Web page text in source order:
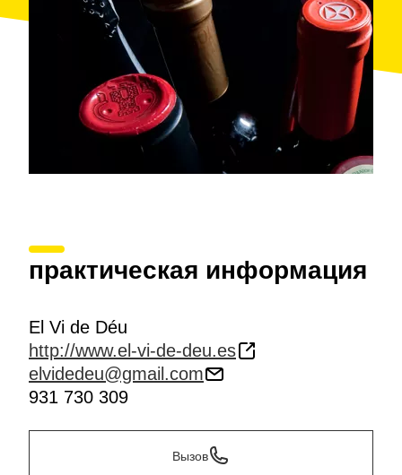
практическая информация
El Vi de Déu
http://www.el-vi-de-deu.es
elvidedeu@gmail.com
931 730 309
Вызов